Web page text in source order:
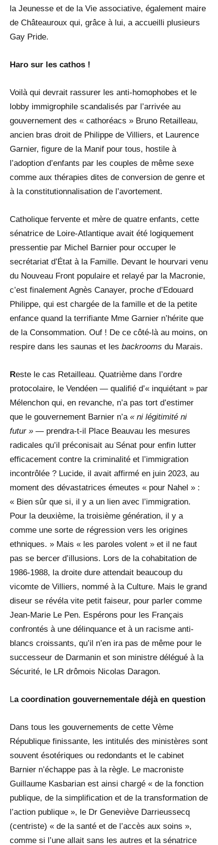
la Jeunesse et de la Vie associative, également maire
de Châteauroux qui, grâce à lui, a accueilli plusieurs
Gay Pride.
Haro sur les cathos !
Voilà qui devrait rassurer les anti-homophobes et le
lobby immigrophile scandalisés par l’arrivée au
gouvernement des « cathoréacs » Bruno Retailleau,
ancien bras droit de Philippe de Villiers, et Laurence
Garnier, figure de la Manif pour tous, hostile à
l’adoption d’enfants par les couples de même sexe
comme aux thérapies dites de conversion de genre et
à la constitutionnalisation de l’avortement.
Catholique fervente et mère de quatre enfants, cette
sénatrice de Loire-Atlantique avait été logiquement
pressentie par Michel Barnier pour occuper le
secrétariat d’État à la Famille. Devant le hourvari venu
du Nouveau Front populaire et relayé par la Macronie,
c’est finalement Agnès Canayer, proche d’Edouard
Philippe, qui est chargée de la famille et de la petite
enfance quand la terrifiante Mme Garnier n’hérite que
de la Consommation. Ouf ! De ce côté-là au moins, on
respire dans les saunas et les backrooms du Marais.
Reste le cas Retailleau. Quatrième dans l’ordre
protocolaire, le Vendéen — qualifié d’« inquiétant » par
Mélenchon qui, en revanche, n’a pas tort d’estimer
que le gouvernement Barnier n’a « ni légitimité ni
futur » — prendra-t-il Place Beauvau les mesures
radicales qu’il préconisait au Sénat pour enfin lutter
efficacement contre la criminalité et l’immigration
incontrôlée ? Lucide, il avait affirmé en juin 2023, au
moment des dévastatrices émeutes « pour Nahel » :
« Bien sûr que si, il y a un lien avec l’immigration.
Pour la deuxième, la troisième génération, il y a
comme une sorte de régression vers les origines
ethniques. » Mais « les paroles volent » et il ne faut
pas se bercer d’illusions. Lors de la cohabitation de
1986-1988, la droite dure attendait beaucoup du
vicomte de Villiers, nommé à la Culture. Mais le grand
diseur se révéla vite petit faiseur, pour parler comme
Jean-Marie Le Pen. Espérons pour les Français
confrontés à une délinquance et à un racisme anti-
blancs croissants, qu’il n’en ira pas de même pour le
successeur de Darmanin et son ministre délégué à la
Sécurité, le LR drômois Nicolas Daragon.
La coordination gouvernementale déjà en question
Dans tous les gouvernements de cette Vème
République finissante, les intitulés des ministères sont
souvent ésotériques ou redondants et le cabinet
Barnier n’échappe pas à la règle. Le macroniste
Guillaume Kasbarian est ainsi chargé « de la fonction
publique, de la simplification et de la transformation de
l’action publique », le Dr Geneviève Darrieussecq
(centriste) « de la santé et de l’accès aux soins »,
comme si l’une allait sans les autres et la sénatrice